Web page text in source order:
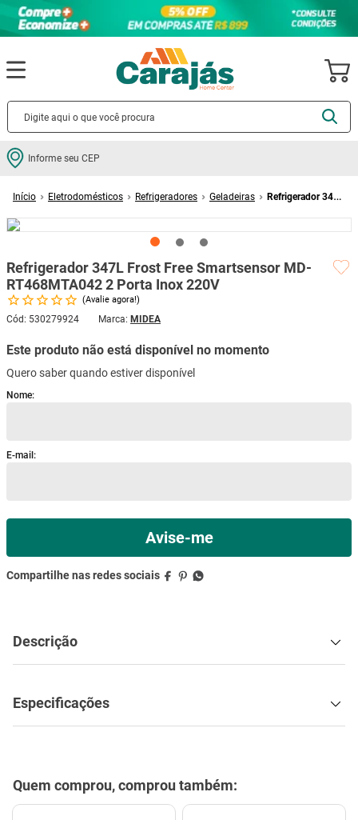
Informe seu CEP
Eletrodomésticos Refrigeradores Geladeiras
Refrigerador 347L
Refrigerador 347L Frost Free Smartsensor MD-
RT468MTA042 2 Porta Inox 220V
Avalie agora!
Cód: 530279924 MIDEA
Este produto não está disponível no momento
Quero saber quando estiver disponível
Descrição
Especificações
Quem comprou, comprou também:
Termos mais buscados
2º porcelanato
5º porta
6º vaso sanitário
8º cadeira
9º mesa
10